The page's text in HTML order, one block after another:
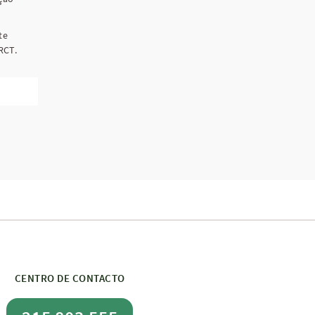
CENTRO DE CONTACTO